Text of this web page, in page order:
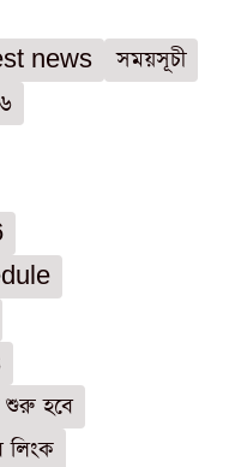
news
সময়সূচী
শুরু হবে
লিংক